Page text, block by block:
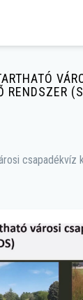
RENDSZER
csapadékvíz